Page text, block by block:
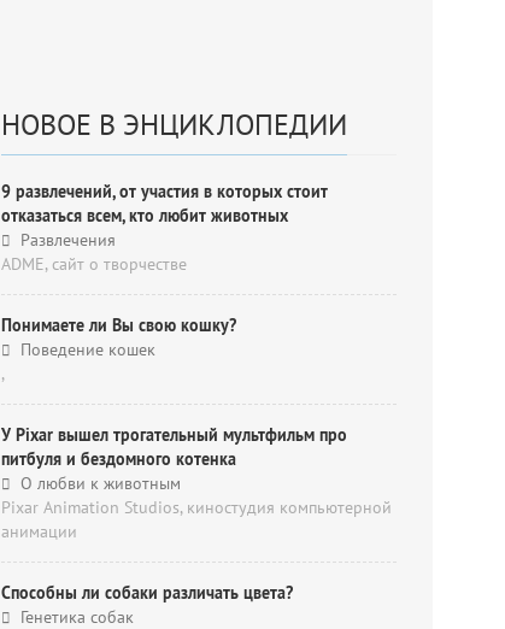
НОВОЕ В ЭНЦИКЛОПЕДИИ
9 развлечений, от участия в которых стоит
отказаться всем, кто любит животных
Развлечения
ADME, cайт о творчестве
Понимаете ли Вы свою кошку?
Поведение кошек
,
У Pixar вышел трогательный мультфильм про
питбуля и бездомного котенка
О любви к животным
Pixar Animation Studios, киностудия компьютерной
анимации
Способны ли собаки различать цвета?
Генетика собак